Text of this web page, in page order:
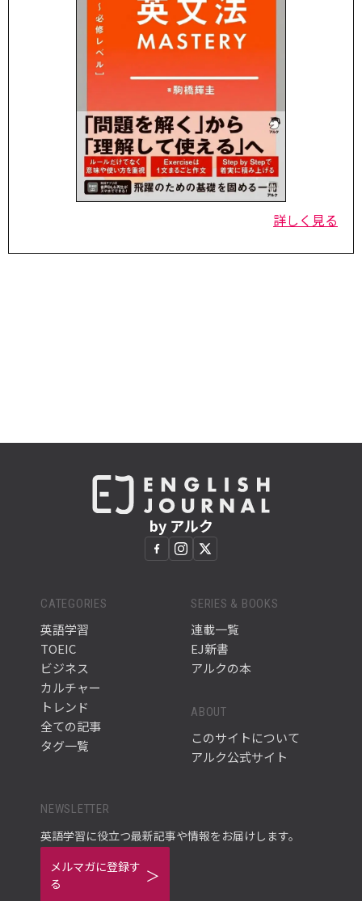
詳しく見る
by アルク
CATEGORIES
英語学習
TOEIC
ビジネス
カルチャー
トレンド
全ての記事
タグ一覧
SERIES & BOOKS
連載一覧
EJ新書
アルクの本
ABOUT
このサイトについて
アルク公式サイト
NEWSLETTER
英語学習に役立つ最新記事や情報をお届けします。
メルマガに登録す
る